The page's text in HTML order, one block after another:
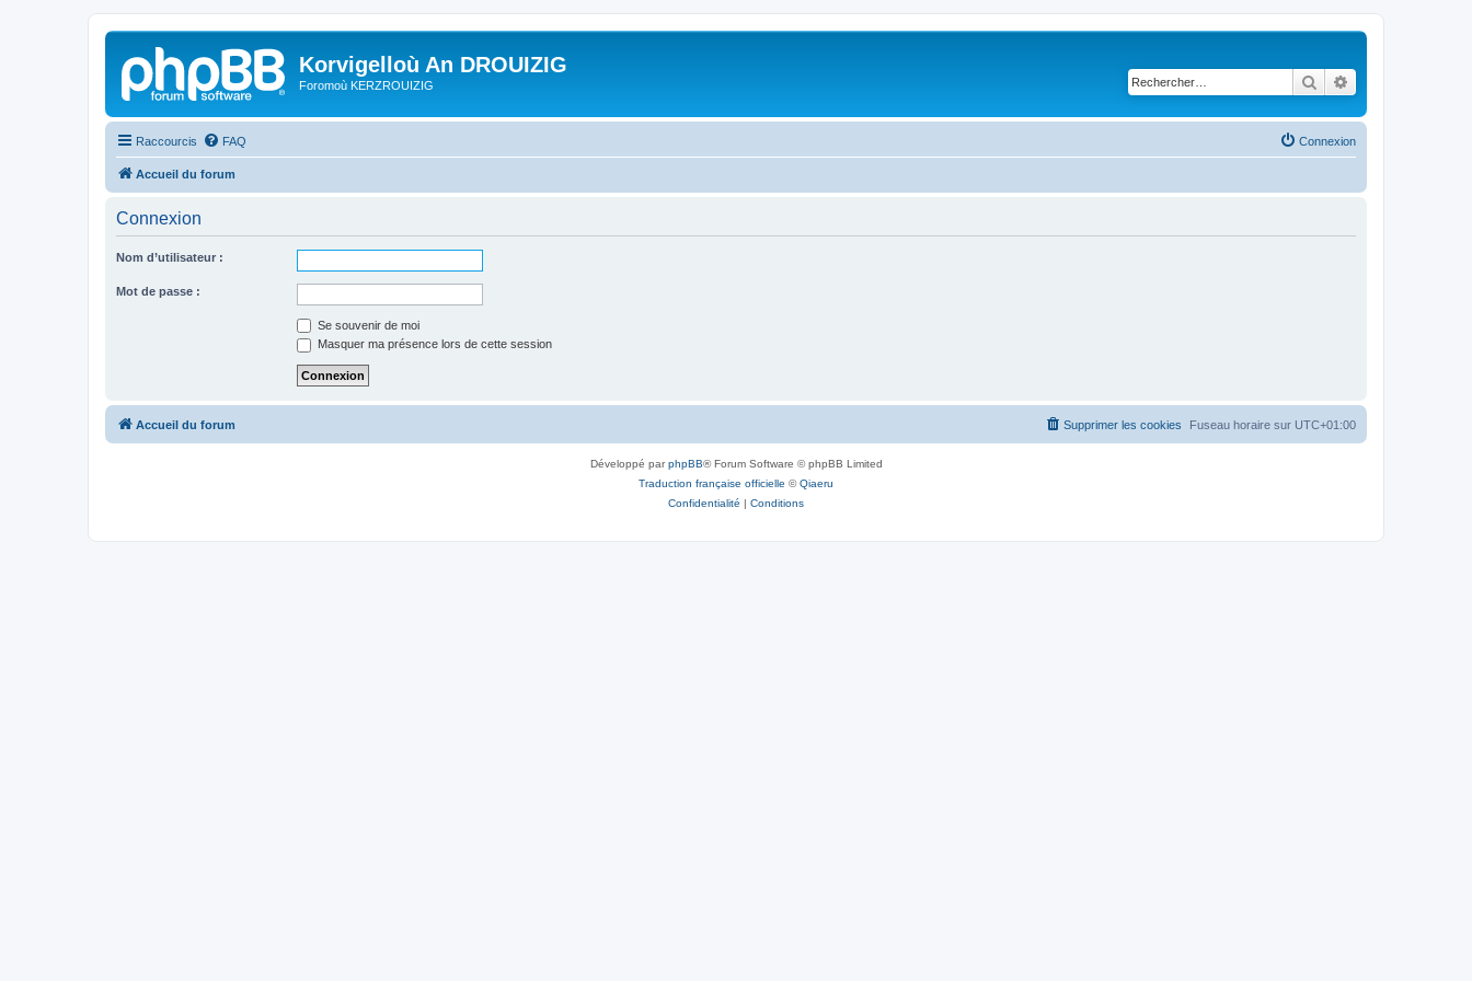
Korvigelloù An DROUIZIG
Foromoù KERZROUIZIG Rechercher
Raccourcis FAQ Connexion
Accueil du forum
Connexion
Nom d’utilisateur :
Mot de passe :
Se souvenir de moi
Masquer ma présence lors de cette session
Accueil du forum Fuseau horaire sur UTC+01:00
Supprimer les cookies
Développé parphpBB® Forum Software © phpBB Limited
Traduction française officielle ©Qiaeru
Confidentialité | Conditions